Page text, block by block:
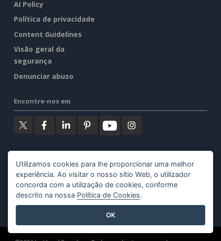
AI Policy
Política de privacidade
Content Guidelines
Visão geral da
segurança
Denunciar abuso
Encontre-nos em
Visual Paradigm Online
Visual Paradigm Desktop
Utilizamos cookies para lhe proporcionar uma melhor
experiência. Ao visitar o nosso sítio Web, o utilizador
concorda com a utilização de cookies, conforme
descrito na nossa Política de Cookies.
OK